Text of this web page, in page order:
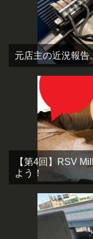
元店主の近況報告
【第4回】RSV
よう！